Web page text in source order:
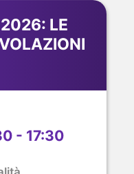
LE
- 17:30